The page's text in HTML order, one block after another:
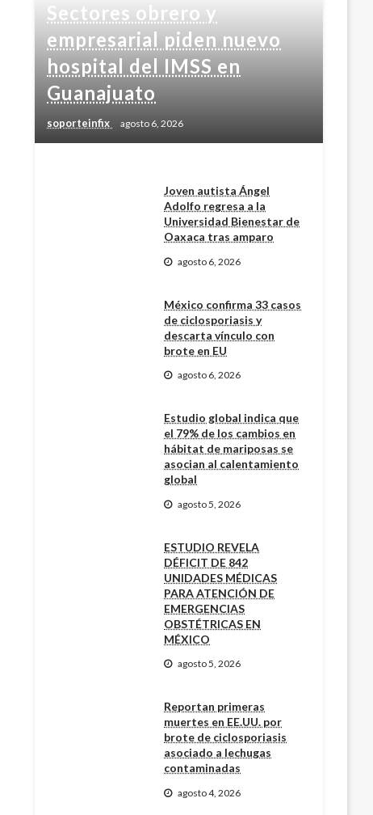
Sectores obrero y
empresarial piden nuevo
hospital del IMSS en
Guanajuato
soporteinfix agosto 6, 2026
Joven autista Ángel
Adolfo regresa a la
Universidad Bienestar de
Oaxaca tras amparo
agosto 6, 2026
México confirma 33 casos
de ciclosporiasis y
descarta vínculo con
brote en EU
agosto 6, 2026
Estudio global indica que
el 79% de los cambios en
hábitat de mariposas se
asocian al calentamiento
global
agosto 5, 2026
ESTUDIO REVELA
DÉFICIT DE 842
UNIDADES MÉDICAS
PARA ATENCIÓN DE
EMERGENCIAS
OBSTÉTRICAS EN
MÉXICO
agosto 5, 2026
Reportan primeras
muertes en EE.UU. por
brote de ciclosporiasis
asociado a lechugas
contaminadas
agosto 4, 2026